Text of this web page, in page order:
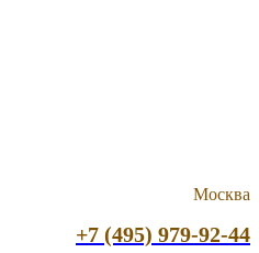
Москва
+7 (495) 979-92-44